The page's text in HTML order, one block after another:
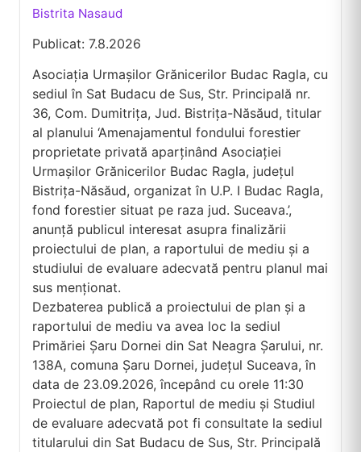
Bistrita Nasaud
Publicat: 7.8.2026
Asociația Urmașilor Grănicerilor Budac Ragla, cu
sediul în Sat Budacu de Sus, Str. Principală nr.
36, Com. Dumitrița, Jud. Bistrița-Năsăud, titular
al planului ‘Amenajamentul fondului forestier
proprietate privată aparținând Asociației
Urmașilor Grănicerilor Budac Ragla, județul
Bistrița-Năsăud, organizat în U.P. I Budac Ragla,
fond forestier situat pe raza jud. Suceava.’,
anunță publicul interesat asupra finalizării
proiectului de plan, a raportului de mediu și a
studiului de evaluare adecvată pentru planul mai
sus menționat.
Dezbaterea publică a proiectului de plan și a
raportului de mediu va avea loc la sediul
Primăriei Șaru Dornei din Sat Neagra Șarului, nr.
138A, comuna Șaru Dornei, județul Suceava, în
data de 23.09.2026, începând cu orele 11:30
Proiectul de plan, Raportul de mediu și Studiul
de evaluare adecvată pot fi consultate la sediul
titularului din Sat Budacu de Sus, Str. Principală